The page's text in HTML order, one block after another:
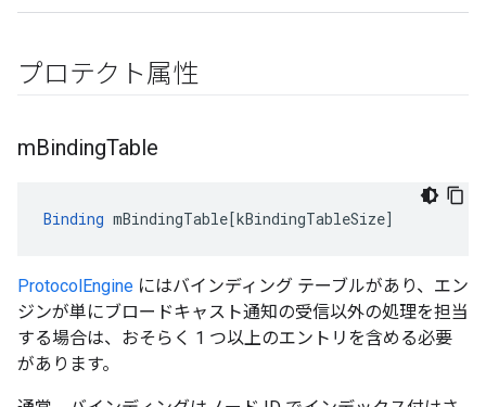
プロテクト属性
mBindingTable
Binding mBindingTable[kBindingTableSize]
ProtocolEngine にはバインディング テーブルがあり、エン
ジンが単にブロードキャスト通知の受信以外の処理を担当
する場合は、おそらく 1 つ以上のエントリを含める必要
があります。